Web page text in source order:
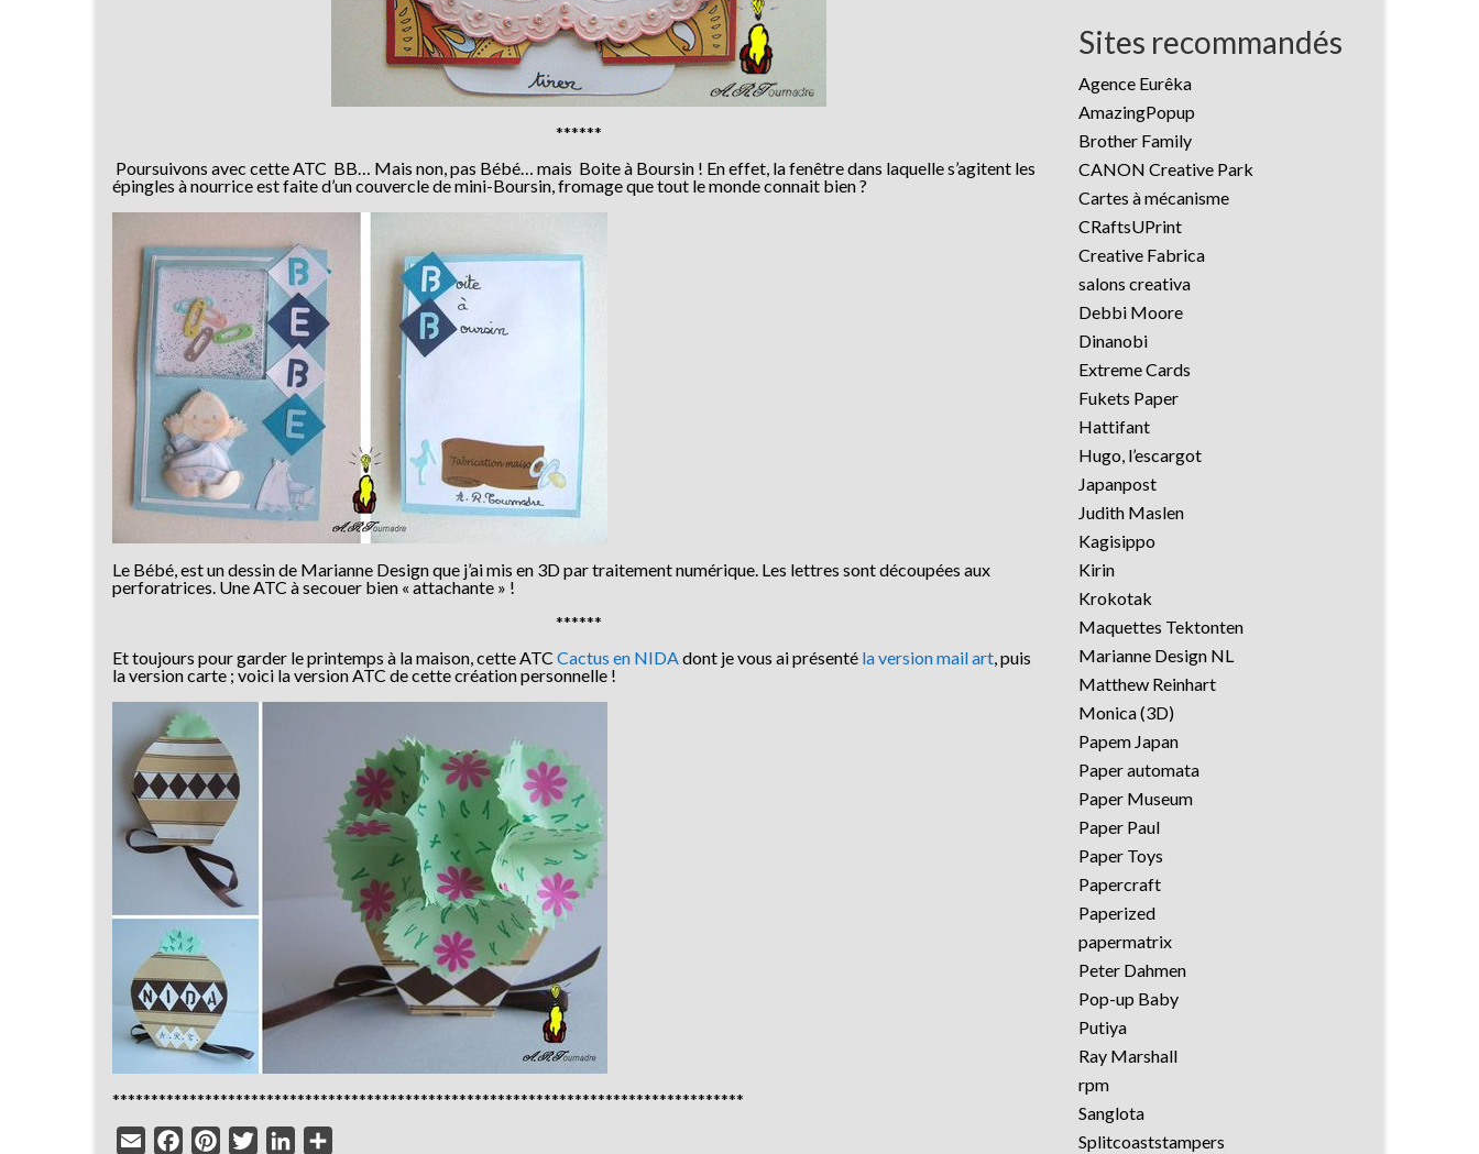
******
Poursuivons avec cette ATC BB… Mais non, pas Bébé… mais Boite à Boursin ! En effet, la fenêtre dans laquelle s’agitent les
épingles à nourrice est faite d’un couvercle de mini-Boursin, fromage que tout le monde connait bien ?
Le Bébé, est un dessin de Marianne Design que j’ai mis en 3D par traitement numérique. Les lettres sont découpées aux
perforatrices. Une ATC à secouer bien « attachante » !
******
Et toujours pour garder le printemps à la maison, cette ATC Cactus en NIDA dont je vous ai présenté la version mail art , puis
la version carte ; voici la version ATC de cette création personnelle !
**********************************************************************************
Email
FacebookPinterestTwitterLinkedIn
Sites recommandés
Agence Eurêka
AmazingPopup
Brother Family
CANON Creative Park
Cartes à mécanisme
CRaftsUPrint
Creative Fabrica
salons creativa
Debbi Moore
Dinanobi
Extreme Cards
Fukets Paper
Hattifant
Hugo, l’escargot
Japanpost
Judith Maslen
Kagisippo
Kirin
Krokotak
Maquettes Tektonten
Marianne Design NL
Matthew Reinhart
Monica (3D)
Papem Japan
Paper automata
Paper Museum
Paper Paul
Paper Toys
Papercraft
Paperized
papermatrix
Peter Dahmen
Pop-up Baby
Putiya
Ray Marshall
rpm
Sanglota
Splitcoaststampers